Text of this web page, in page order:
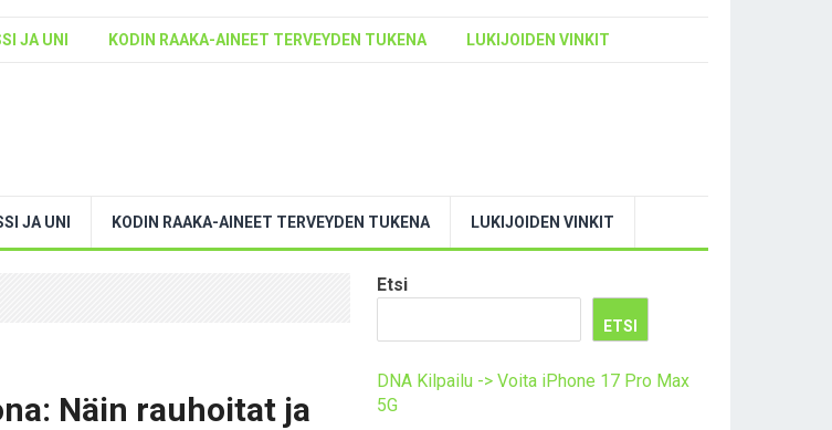
JA UNI KODIN RAAKA-AINEET TERVEYDEN TUKENA LUKIJOIDEN VINKIT
JA UNI KODIN RAAKA-AINEET TERVEYDEN TUKENA LUKIJOIDEN VINKIT
Näin rauhoitat ja
Etsi
ETSI
DNA Kilpailu -> Voita iPhone 17 Pro Max
5G